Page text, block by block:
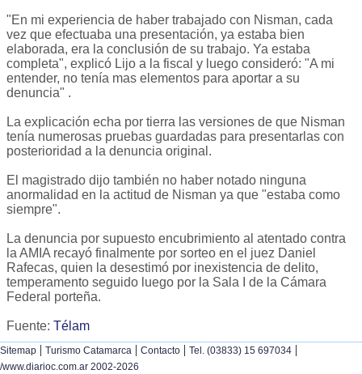
"En mi experiencia de haber trabajado con Nisman, cada
vez que efectuaba una presentación, ya estaba bien
elaborada, era la conclusión de su trabajo. Ya estaba
completa", explicó Lijo a la fiscal y luego consideró: "A mi
entender, no tenía mas elementos para aportar a su
denuncia" .
La explicación echa por tierra las versiones de que Nisman
tenía numerosas pruebas guardadas para presentarlas con
posterioridad a la denuncia original.
El magistrado dijo también no haber notado ninguna
anormalidad en la actitud de Nisman ya que "estaba como
siempre".
La denuncia por supuesto encubrimiento al atentado contra
la AMIA recayó finalmente por sorteo en el juez Daniel
Rafecas, quien la desestimó por inexistencia de delito,
temperamento seguido luego por la Sala I de la Cámara
Federal porteña.
Fuente: Télam
Sitemap | Turismo Catamarca | Contacto | Tel. (03833) 15 697034 |
/www.diarioc.com.ar 2002-2026